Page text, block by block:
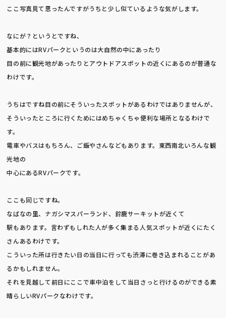
ここ写真見て思ったんですがうちと少し似ているような気がします。
なにが？というとですね、
基本的にはRVパークというのは大自然の中にあったり
目の前に観光地があったりとアウトドアスポットの近くにあるのが普通な
わけです。
うちはですね目の前にそういったスポットがあるわけではありませんが、
そういったところに行くためにはめちゃくちゃ便利な場所となるわけで
す。
電車やバスはもちろん、ご飯やさんなどもあります。東西南北いろんな観
光地の
中心にあるRVパークです。
ここも同じですね。
なばなの里、ナガシマスパーランド、鈴鹿サーキットが近くて
駅もあります。言わずもしれた人が多く集まる人気スポットが近くにたく
さんあるわけです。
こういった所は行きたい日の当日に行っても渋滞に巻き込まれることがあ
るかもしれません。
それを見越して前日にここで車中泊をして当日さっと行けるのができる素
晴らしいRVパークなわけです。